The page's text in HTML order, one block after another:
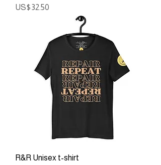
ราคา
US$32.50
R&R Unisex t-shirt